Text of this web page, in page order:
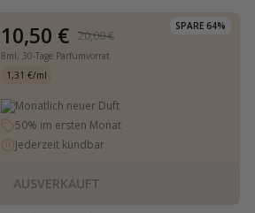
SPARE 64%
10,50 € 20,00 €
8ml, 30-Tage Parfumvorrat
1,31 €/ml
Monatlich neuer Duft
50% im ersten Monat
Jederzeit kündbar
AUSVERKAUFT